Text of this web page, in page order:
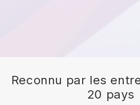
Reconnu par les
20 pays